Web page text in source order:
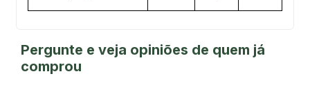
Pergunte e veja opiniões de quem já
comprou